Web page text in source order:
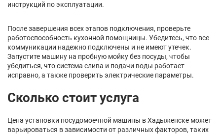
инструкций по эксплуатации.
После завершения всех этапов подключения, проверьте
работоспособность кухонной помощницы. Убедитесь, что все
коммуникации надежно подключены и не имеют утечек.
Запустите машину на пробную мойку без посуды, чтобы
убедиться, что система слива и подачи воды работает
исправно, а также проверить электрические параметры.
Сколько стоит услуга
Цена установки посудомоечной машины в Хадыженске может
варьироваться в зависимости от различных факторов, таких